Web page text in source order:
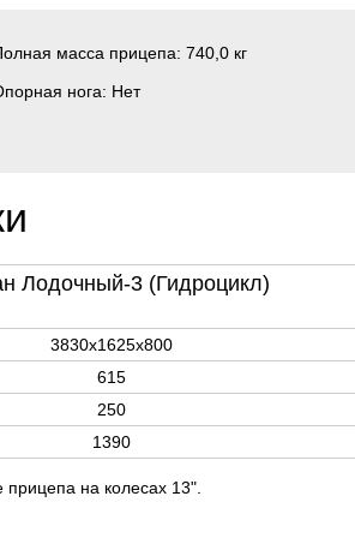
масса прицепа: 740,0 кг
нога: Нет
Лодочный-3 (Гидроцикл)
3830х1625х800
615
250
1390
на колесах 13".